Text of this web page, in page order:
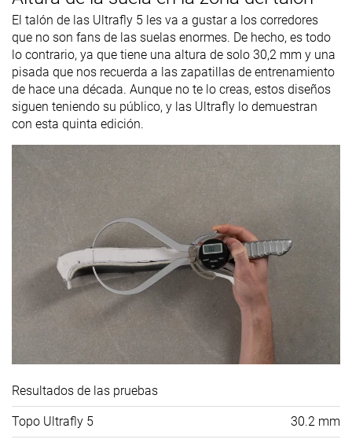
El talón de las Ultrafly 5 les va a gustar a los corredores
que no son fans de las suelas enormes. De hecho, es todo
lo contrario, ya que tiene una altura de solo 30,2 mm y una
pisada que nos recuerda a las zapatillas de entrenamiento
de hace una década. Aunque no te lo creas, estos diseños
siguen teniendo su público, y las Ultrafly lo demuestran
con esta quinta edición.
Resultados de las pruebas
Topo Ultrafly 5 30.2 mm